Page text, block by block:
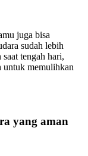
juga bisa
sudah lebih
tengah hari,
untuk memulihkan
yang aman